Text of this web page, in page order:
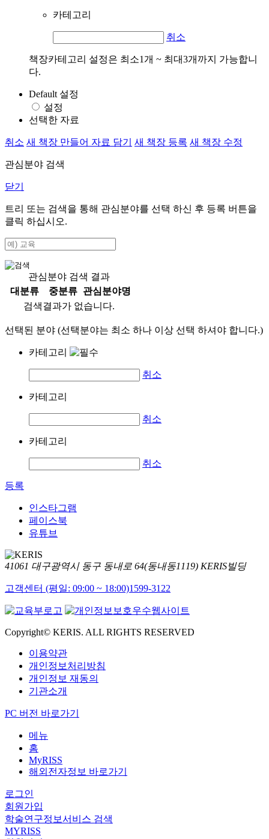
카테고리
취소
책장카테고리 설정은 최소1개 ~ 최대3개까지 가능합니
다.
Default 설정
설정
선택한 자료
취소 새 책장 만들어 자료 담기 새 책장 등록 새 책장 수정
관심분야 검색
닫기
트리 또는 검색을 통해 관심분야를 선택 하신 후 등록 버튼을
클릭 하십시오.
관심분야 검색 결과
대분류
중분류
관심분야명
검색결과가 없습니다.
선택된 분야 (선택분야는 최소 하나 이상 선택 하셔야 합니다.)
카테고리
취소
카테고리
취소
카테고리
취소
등록
인스타그램
페이스북
유튜브
41061 대구광역시 동구 동내로 64(동내동1119) KERIS빌딩
고객센터 (평일: 09:00 ~ 18:00)1599-3122
Copyright© KERIS. ALL RIGHTS RESERVED
이용약관
개인정보처리방침
개인정보 재동의
기관소개
PC 버전 바로가기
메뉴
홈
MyRISS
해외전자정보 바로가기
로그인
회원가입
학술연구정보서비스 검색
MYRISS